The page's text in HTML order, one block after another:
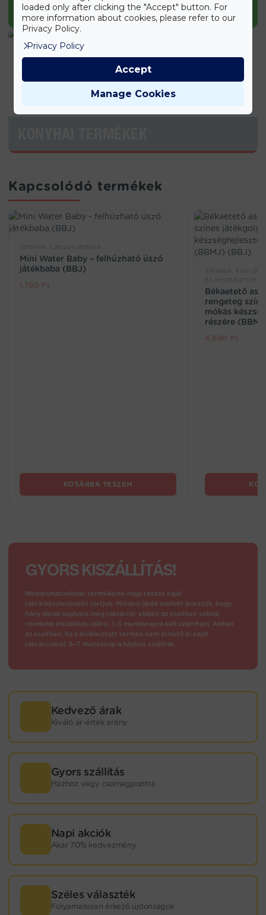
KERTI TERMÉKEK
Kapcsolódó termékek
Mini Water Baby – felhúzható úszó
játékbaba (BBJ)
1.790 Ft
KOSÁRBA TESZEM
Békaetető
rengeteg
mókás
részére
4.890 Ft
GYORS KISZÁLLÍTÁS!
Webáruházunkban termékeink nagy részét saját
raktárkészletünkön tartjuk. Minden játék mellett jelezzük, hogy
hány darab kapható még raktárról: ebben az esetben sokkal
rövidebb kiszállítási időre, 1–3 munkanapra kell számítani. Abban
az esetben, ha a kiválasztott termék nem érhető el saját
raktárunkról, 5–7 munkanap a házhoz szállítás.
Kedvező árak
Kiváló ár-érték arány
Gyors szállítás
Házhoz vagy csomagpontra
Napi akciók
Akár 70% kedvezmény
Széles választék
Folyamatosan érkező újdonságok
loaded only after clicking the "Accept" button. For
more information about cookies, please refer to our
Privacy Policy.
Privacy Policy
Manage Cookies
Accept